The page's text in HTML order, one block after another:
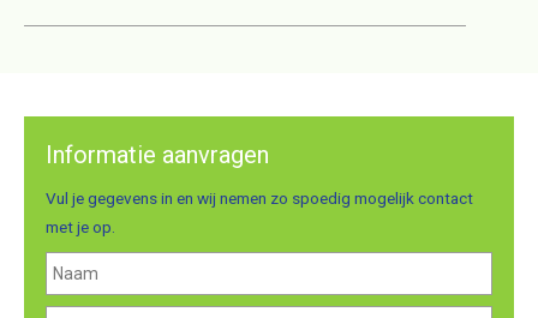
Informatie aanvragen
Vul je gegevens in en wij nemen zo spoedig mogelijk contact
met je op.